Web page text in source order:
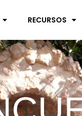
RECURSOS